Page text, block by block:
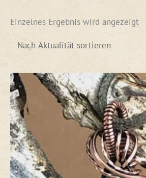
Einzelnes Ergebnis wird angezeigt